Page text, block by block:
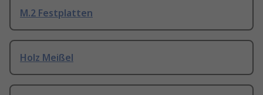
M.2 Festplatten
Holz Meißel